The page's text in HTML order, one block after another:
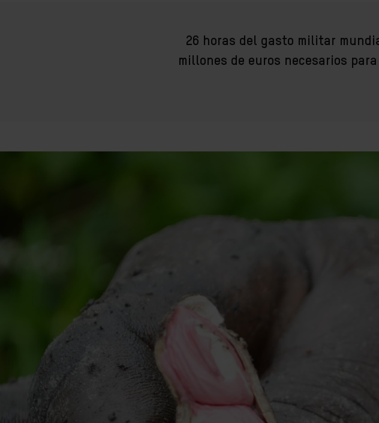
26 horas del gasto militar
millones de euros necesarios